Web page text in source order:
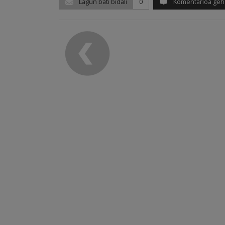
Lagun bati bidali 0 Komentarioa